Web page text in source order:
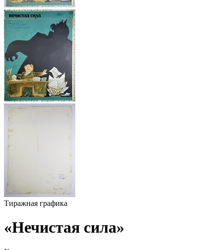
Тиражная графика
«Нечистая сила»